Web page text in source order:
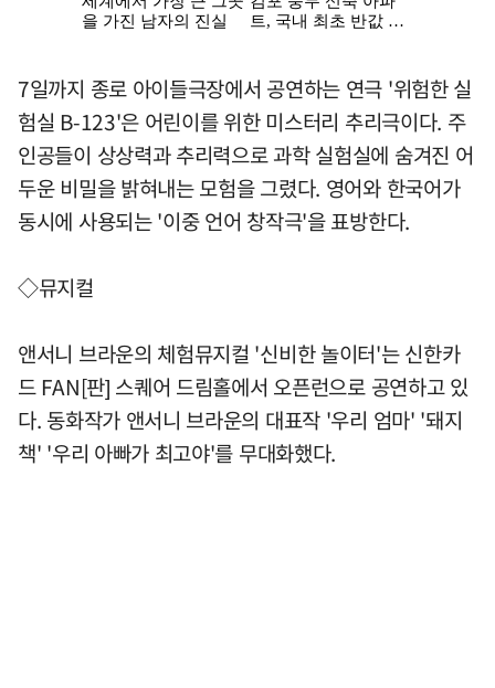
7일까지 종로 아이들극장에서 공연하는 연극 '위험한 실
험실 B-123'은 어린이를 위한 미스터리 추리극이다. 주
인공들이 상상력과 추리력으로 과학 실험실에 숨겨진 어
두운 비밀을 밝혀내는 모험을 그렸다. 영어와 한국어가
동시에 사용되는 '이중 언어 창작극'을 표방한다.
◇뮤지컬
앤서니 브라운의 체험뮤지컬 '신비한 놀이터'는 신한카
드 FAN[판] 스퀘어 드림홀에서 오픈런으로 공연하고 있
다. 동화작가 앤서니 브라운의 대표작 '우리 엄마' '돼지
책' '우리 아빠가 최고야'를 무대화했다.